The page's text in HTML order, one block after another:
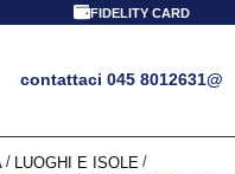
FIDELITY CARD
contattaci 045 8012631@
/ LUOGHI E ISOLE /